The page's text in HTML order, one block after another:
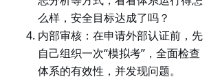
么样，安全目标达成了吗？
内部审核 ：在申请外部认证前，先
自己组织一次“模拟考”，全面检查
体系的有效性，并发现问题。